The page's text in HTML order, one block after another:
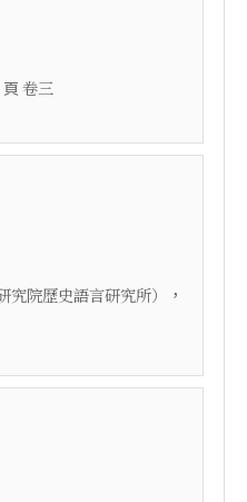
頁 卷三
院歷史語言研究所）
，